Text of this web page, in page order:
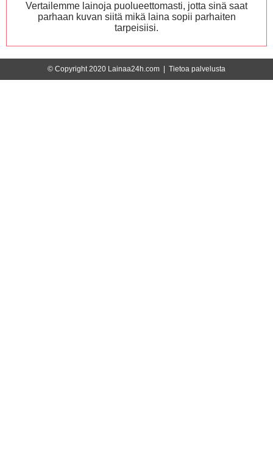
Vertailemme lainoja puolueettomasti, jotta sinä saat
parhaan kuvan siitä mikä laina sopii parhaiten
tarpeisiisi.
© Copyright 2020 Lainaa24h.com | Tietoa palvelusta